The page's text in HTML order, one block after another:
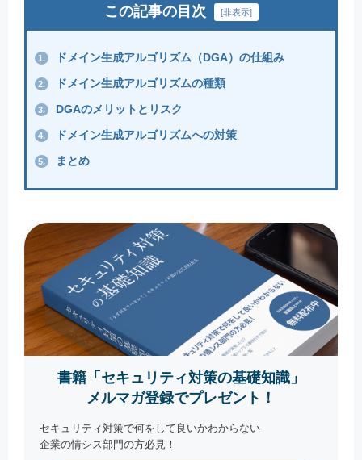
この記事の目次 [非表示]
1. ドメイン生成アルゴリズム（DGA）の仕組み
2. ドメイン生成アルゴリズムの種類
3. DGAのメリットとリスク
4. ドメイン生成アルゴリズムへの対策
5. まとめ
書籍「セキュリティ対策の基礎知識」
メルマガ登録でプレゼント！
セキュリティ対策で何をして良いかわからない
企業の情シス部門の方必見！